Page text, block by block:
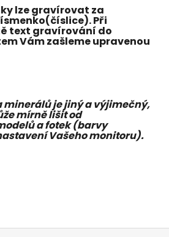
lze gravírovat za
Při
text gravírování do
Vám zašleme upravenou
minerálů je jiný a výjimečný,
mírně lišit od
a fotek (barvy
Vašeho monitoru).